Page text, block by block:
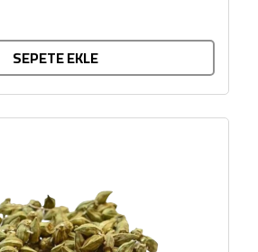
SEPETE EKLE